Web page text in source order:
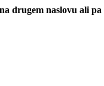
drugem naslovu ali